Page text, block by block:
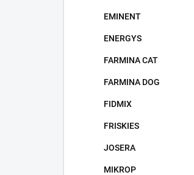
EMINENT
ENERGYS
FARMINA CAT
FARMINA DOG
FIDMIX
FRISKIES
JOSERA
MIKROP